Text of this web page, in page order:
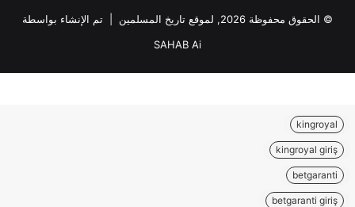
© الحقوق محفوظة 2026, لموقع تاريخ المسلمين | تم الإنشاء بواسطة
SAHAB Ai
kingroyal
kingroyal giriş
betgaranti
betgaranti giriş